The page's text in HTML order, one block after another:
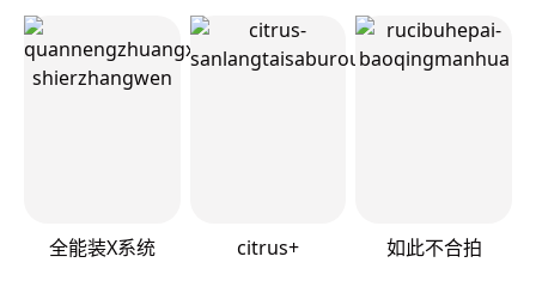
全能装X系统 citrus+ 如此不合拍